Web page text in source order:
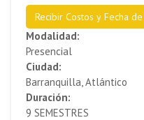
Recibir Costos y Fecha
Modalidad:
Presencial
Ciudad:
Barranquilla, Atlántico
Duración:
9 SEMESTRES